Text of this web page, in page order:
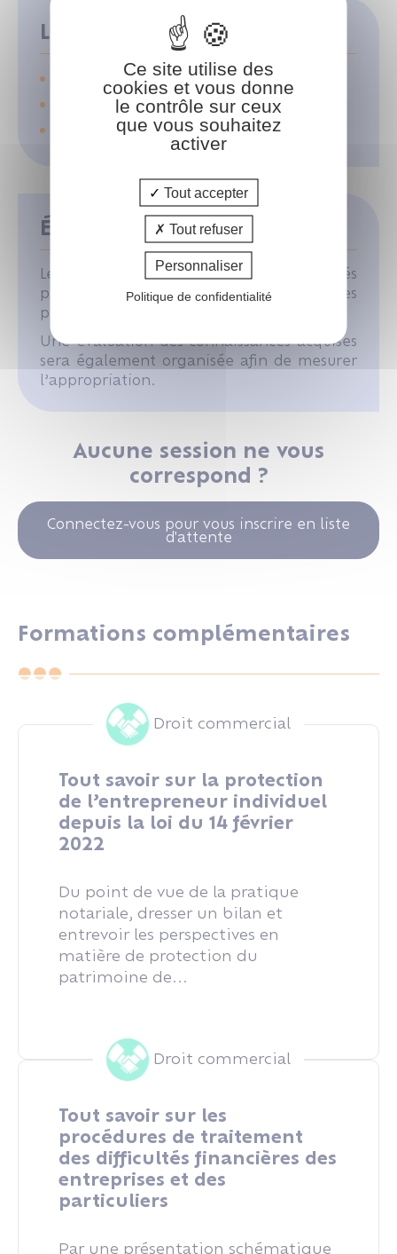
Les moyens pédagogiques
Support pédagogique
Tour de table
Cas pratiques
Évaluation des acquis
Les acquis de la formation seront évalués
par des mises en situation pratiques
pendant la formation.
Une évaluation des connaissances acquises
sera également organisée afin de mesurer
l’appropriation.
Aucune session ne vous
correspond ?
Connectez-vous pour vous inscrire en liste
d'attente
Formations complémentaires
Droit commercial
Tout savoir sur la protection
de l’entrepreneur individuel
depuis la loi du 14 février
2022
Du point de vue de la pratique
notariale, dresser un bilan et
entrevoir les perspectives en
matière de protection du
patrimoine de...
Droit commercial
Tout savoir sur les
procédures de traitement
des difficultés financières des
entreprises et des
particuliers
Par une présentation schématique
Ce site utilise des
cookies et vous donne
le contrôle sur ceux
que vous souhaitez
activer
Tout accepter
Tout refuser
Personnaliser
Politique de confidentialité